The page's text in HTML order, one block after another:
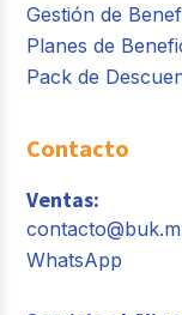
Gestión de
Planes de
Pack de
Contacto
Ventas:
WhatsApp